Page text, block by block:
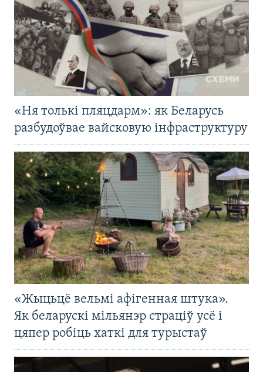
«Ня толькі пляцдарм»: як Беларусь
разбудоўвае вайсковую інфраструктуру
«Жыцьцё вельмі афігенная штука».
Як беларускі мільянэр страціў усё і
цяпер робіць хаткі для турыстаў